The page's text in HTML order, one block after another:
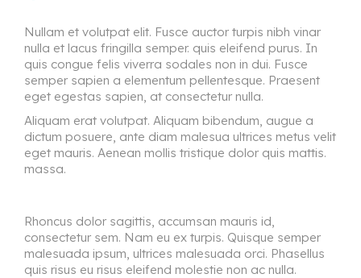
Nullam et volutpat elit. Fusce auctor turpis nibh vinar
nulla et lacus fringilla semper. quis eleifend purus. In
quis congue felis viverra sodales non in dui. Fusce
semper sapien a elementum pellentesque. Praesent
eget egestas sapien, at consectetur nulla.
Aliquam erat volutpat. Aliquam bibendum, augue a
dictum posuere, ante diam malesua ultrices metus velit
eget mauris. Aenean mollis tristique dolor quis mattis.
massa.
Rhoncus dolor sagittis, accumsan mauris id,
consectetur sem. Nam eu ex turpis. Quisque semper
malesuada ipsum, ultrices malesuada orci. Phasellus
quis risus eu risus eleifend molestie non ac nulla.